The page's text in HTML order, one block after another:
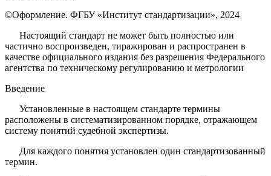
©Оформление. ФГБУ «Институт стандартизации», 2024
Настоящий стандарт не может быть полностью или
частично воспроизведен, тиражирован и рас­пространен в
качестве официального издания без разрешения Федерального
агентства по техническо­му регулированию и метрологии
Введение
Установленные в настоящем стандарте термины
расположены в систематизированном порядке, отражающем
систему понятий судебной экспертизы.
Для каждого понятия установлен один стандартизованный
термин.